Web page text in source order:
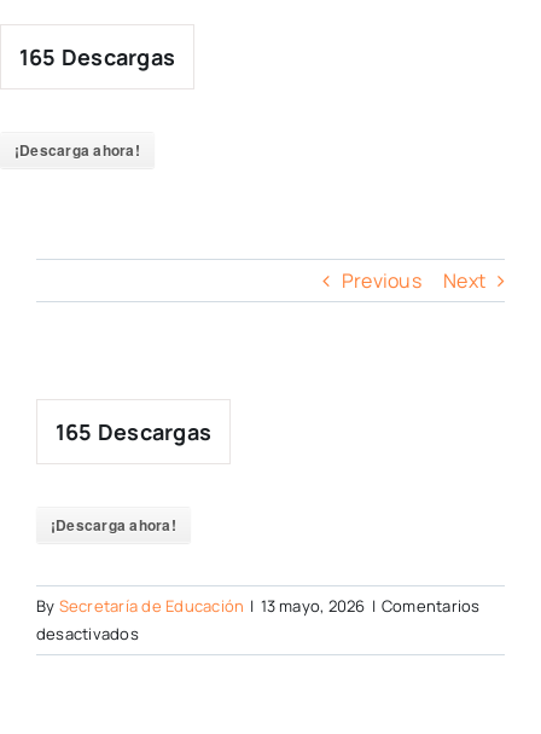
content
165 Descargas
¡Descarga ahora!
Previous Next
165 Descargas
¡Descarga ahora!
By Secretaría de Educación | 13 mayo, 2026 | Comentarios
desactivadosen